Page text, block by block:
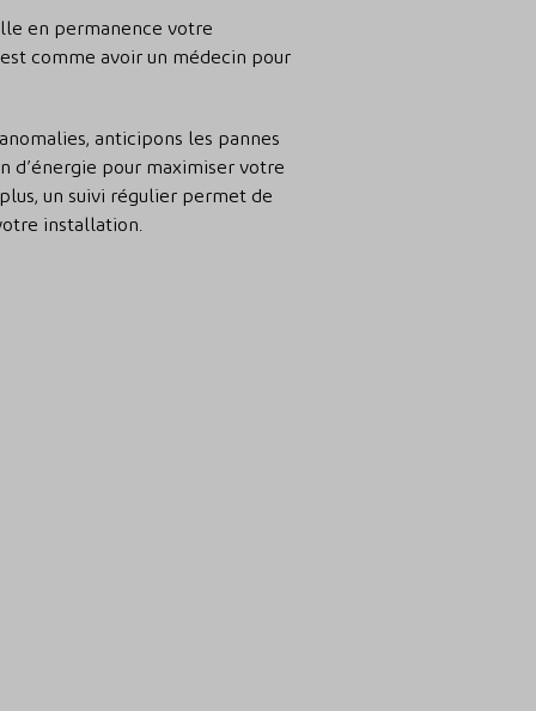
en permanence votre
comme avoir un médecin pour
anticipons les pannes
d’énergie pour maximiser votre
un suivi régulier permet de
installation.